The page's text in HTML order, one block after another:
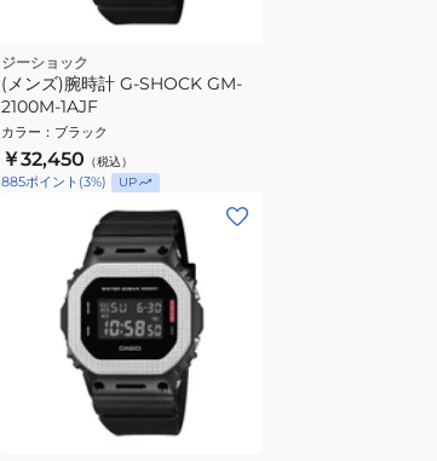
ジーショック
(メンズ)腕時計 G‐SHOCK GM-
2100M-1AJF
カラー ： ブラック
￥32,450 （税込）
885ポイント (3%) UP